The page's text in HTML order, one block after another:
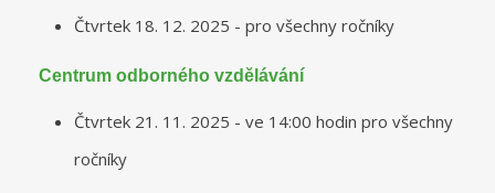
Čtvrtek 18. 12. 2025 - pro všechny ročníky
Centrum odborného vzdělávání
Čtvrtek 21. 11. 2025 - ve 14:00 hodin pro všechny
ročníky